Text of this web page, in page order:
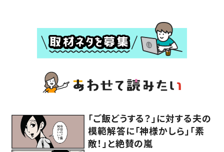
「ご飯どうする？」に対する夫の
模範解答に「神様かしら」「素
敵！」と絶賛の嵐